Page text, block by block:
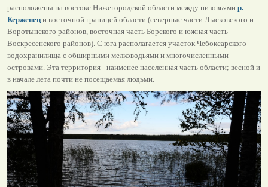
расположены на востоке Нижегородской области между низовьями р.
Керженеци восточной границей области (северные части Лысковского и
Воротынского районов, восточная часть Борского и южная часть
Воскресенского районов). С юга располагается участок Чебоксарского
водохранилища с обширными мелководьями и многочисленными
островами. Эта территория - наименее населенная часть области; весной и
в начале лета почти не посещаемая людьми.